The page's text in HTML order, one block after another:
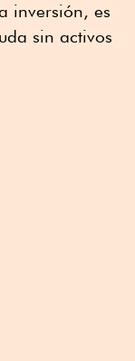
inversión, es
sin activos